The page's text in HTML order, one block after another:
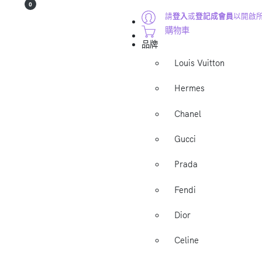
請登入或登記成會員以開啟
0
購物車
品牌
Louis Vuitton
Hermes
Chanel
Gucci
Prada
Fendi
Dior
Celine